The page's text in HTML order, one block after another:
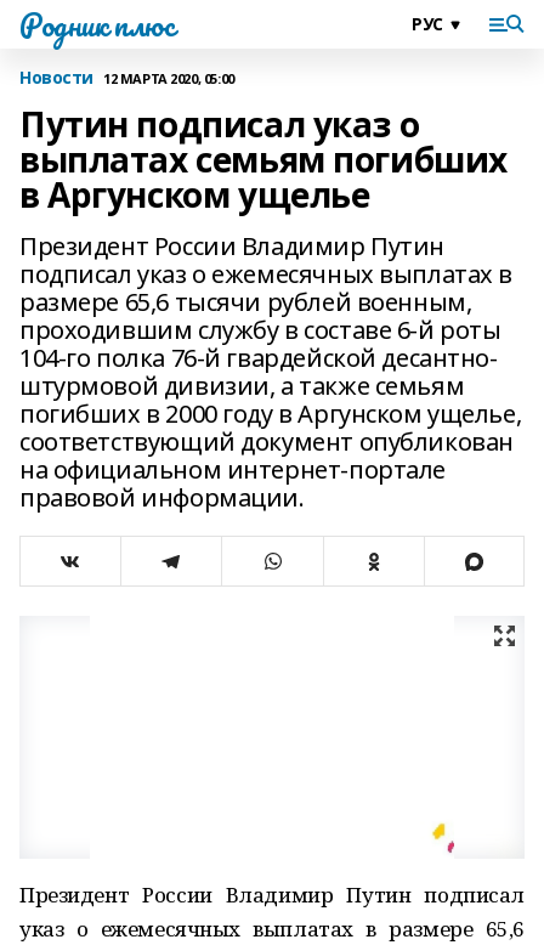
Родник плюс
Новости 12 МАРТА 2020, 05:00
Путин подписал указ о
выплатах семьям погибших
в Аргунском ущелье
Президент России Владимир Путин
подписал указ о ежемесячных выплатах в
размере 65,6 тысячи рублей военным,
проходившим службу в составе 6-й роты
104-го полка 76-й гвардейской десантно-
штурмовой дивизии, а также семьям
погибших в 2000 году в Аргунском ущелье,
соответствующий документ опубликован
на официальном интернет-портале
правовой информации.
Президент России Владимир Путин подписал
указ о ежемесячных выплатах в размере 65,6